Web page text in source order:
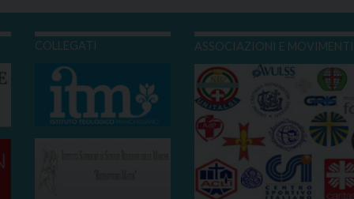
COLLEGATI ASSOCIAZIONI E MOVIMENTI